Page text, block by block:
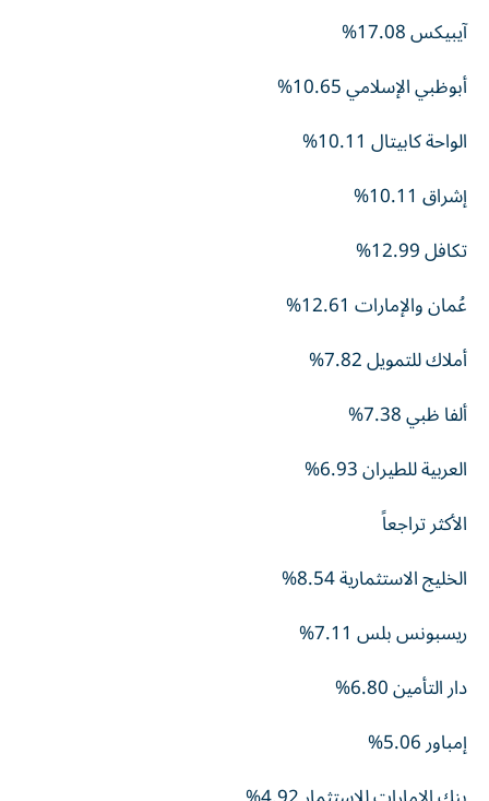
آيبيكس 17.08%
أبوظبي الإسلامي 10.65%
الواحة كابيتال 10.11%
إشراق 10.11%
تكافل 12.99%
عُمان والإمارات 12.61%
أملاك للتمويل 7.82%
ألفا ظبي 7.38%
العربية للطيران 6.93%
الأكثر تراجعاً
الخليج الاستثمارية 8.54%
ريسبونس بلس 7.11%
دار التأمين 6.80%
إمباور 5.06%